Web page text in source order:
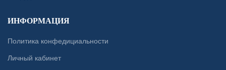
ИНФОРМАЦИЯ
Политика конфедициальности
Личный кабинет